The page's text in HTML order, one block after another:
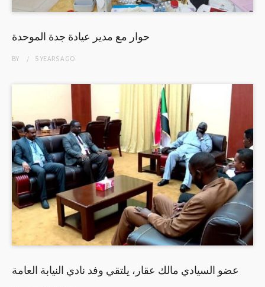
حوار مع مدير عيادة جدة الموحدة
BY 5 YEARSAGO
عضو السيادي مالك عقار، يلتقي وفد نادي النيابة العامة